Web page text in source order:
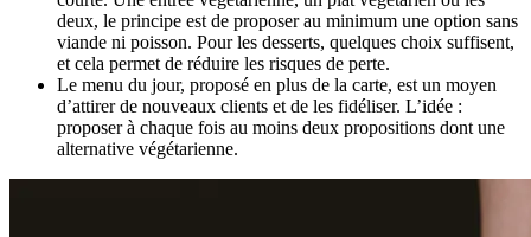
deux, le principe est de proposer au minimum une option sans
viande ni poisson. Pour les desserts, quelques choix suffisent,
et cela permet de réduire les risques de perte.
Le menu du jour, proposé en plus de la carte, est un moyen
d’attirer de nouveaux clients et de les fidéliser. L’idée :
proposer à chaque fois au moins deux propositions dont une
alternative végétarienne.